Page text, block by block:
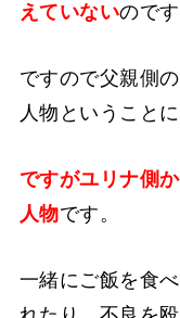
えていないのです
ですので父親側
人物ということ
ですがユリナ側
人物です。
一緒にご飯を食